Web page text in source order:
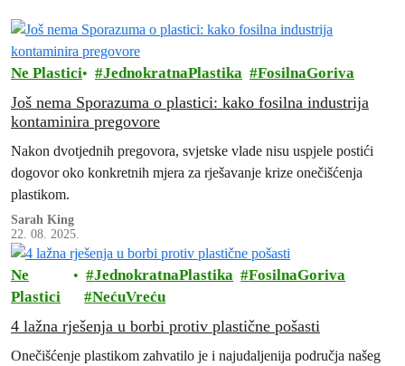
Ne Plastici JednokratnaPlastika FosilnaGoriva
Još nema Sporazuma o plastici: kako fosilna industrija
kontaminira pregovore
Nakon dvotjednih pregovora, svjetske vlade nisu uspjele postići
dogovor oko konkretnih mjera za rješavanje krize onečišćenja
plastikom.
Sarah King
22. 08. 2025.
Ne
Plastici
JednokratnaPlastika
FosilnaGoriva
NećuVreću
4 lažna rješenja u borbi protiv plastične pošasti
Onečišćenje plastikom zahvatilo je i najudaljenija područja našeg